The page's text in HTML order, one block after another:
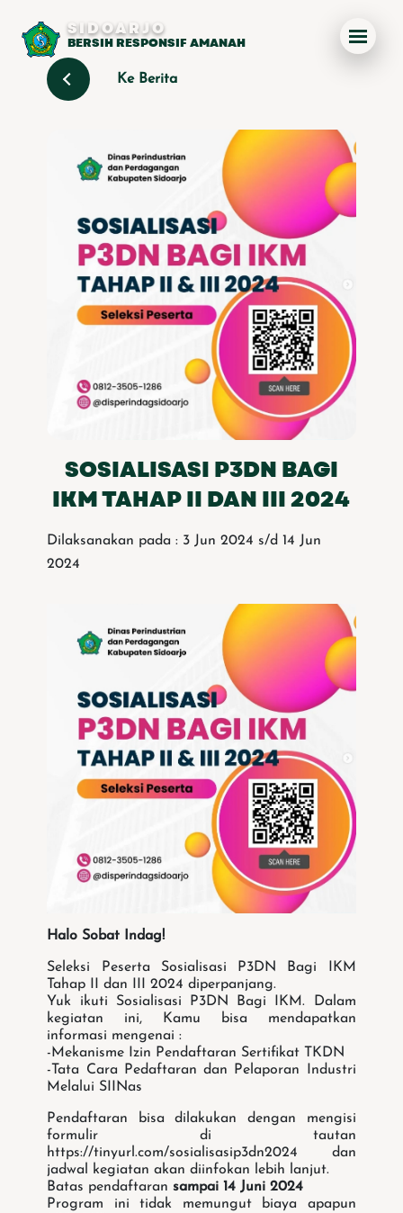
SIDOARJO
BERSIH RESPONSIF AMANAH
Ke Berita
SOSIALISASI P3DN BAGI
IKM TAHAP II DAN III 2024
Dilaksanakan pada : 3 Jun 2024 s/d 14 Jun
2024
Halo Sobat Indag!
Seleksi Peserta Sosialisasi P3DN Bagi IKM
Tahap II dan III 2024 diperpanjang.
Yuk ikuti Sosialisasi P3DN Bagi IKM. Dalam
kegiatan ini, Kamu bisa mendapatkan
informasi mengenai :
-Mekanisme Izin Pendaftaran Sertifikat TKDN
-Tata Cara Pedaftaran dan Pelaporan Industri
Melalui SIINas
Pendaftaran bisa dilakukan dengan mengisi
formulir di tautan
https://tinyurl.com/sosialisasip3dn2024 dan
jadwal kegiatan akan diinfokan lebih lanjut.
Batas pendaftaransampai 14 Juni 2024
Program ini tidak memungut biaya apapun